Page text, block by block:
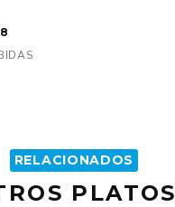
RELACIONADOS
PLATOS